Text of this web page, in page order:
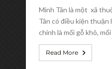
Minh Tân là một xã
Tân có điều kiện thuận
chính là mối gỗ khô,
Read More